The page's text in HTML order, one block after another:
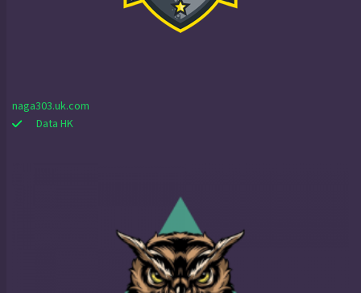
naga303.uk.com
Data HK